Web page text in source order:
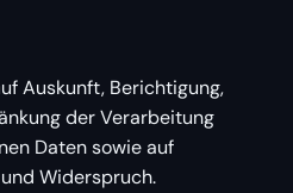
Auskunft, Berichtigung,
der Verarbeitung
Daten sowie auf
Widerspruch.